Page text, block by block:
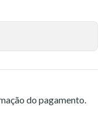
do pagamento.